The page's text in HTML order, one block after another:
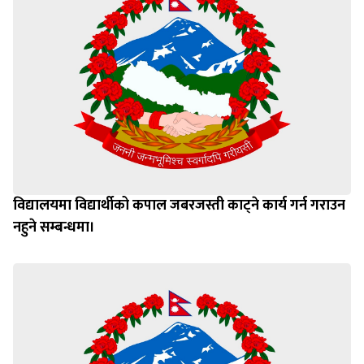
विद्यालयमा विद्यार्थीको कपाल जबरजस्ती काट्ने कार्य गर्न गराउन
नहुने सम्बन्धमा।